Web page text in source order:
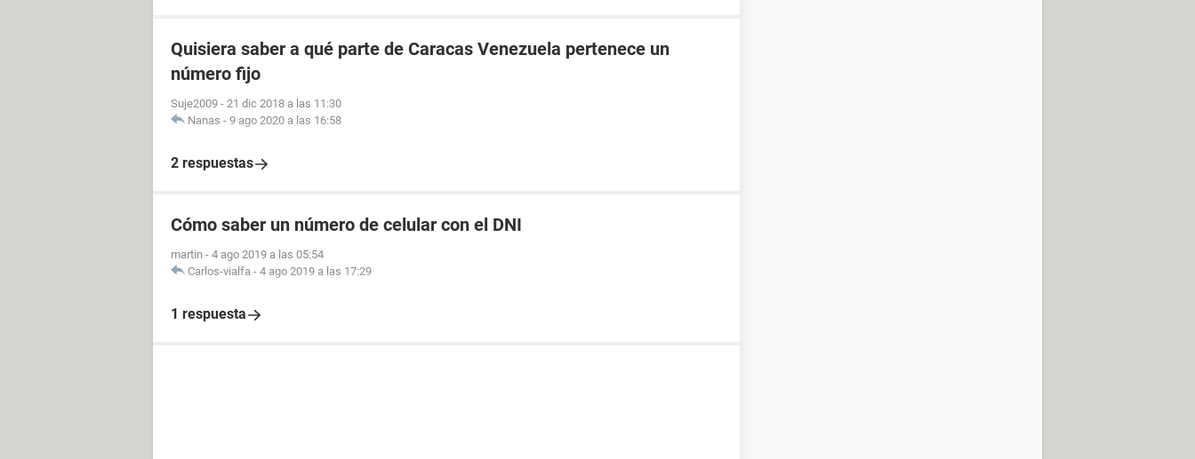
Quisiera saber a qué parte de Caracas Venezuela pertenece un
número fijo
Suje2009 - 21 dic 2018 a las 11:30
Nanas - 9 ago 2020 a las 16:58
2 respuestas
Cómo saber un número de celular con el DNI
martin - 4 ago 2019 a las 05:54
Carlos-vialfa - 4 ago 2019 a las 17:29
1 respuesta